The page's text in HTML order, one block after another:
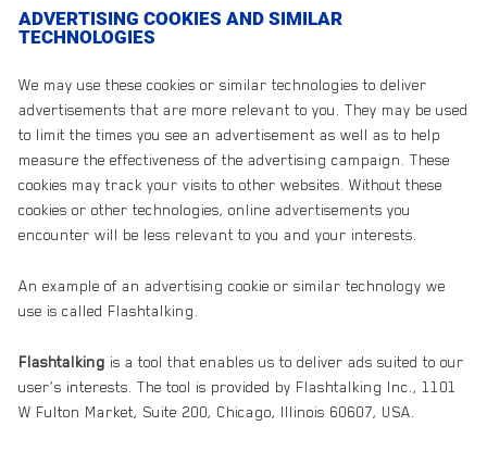
ADVERTISING COOKIES AND SIMILAR
TECHNOLOGIES
We may use these cookies or similar technologies to deliver
advertisements that are more relevant to you. They may be used
to limit the times you see an advertisement as well as to help
measure the effectiveness of the advertising campaign. These
cookies may track your visits to other websites. Without these
cookies or other technologies, online advertisements you
encounter will be less relevant to you and your interests.
An example of an advertising cookie or similar technology we
use is called Flashtalking.
Flashtalking is a tool that enables us to deliver ads suited to our
user’s interests. The tool is provided by Flashtalking Inc., 1101
W Fulton Market, Suite 200, Chicago, Illinois 60607, USA.